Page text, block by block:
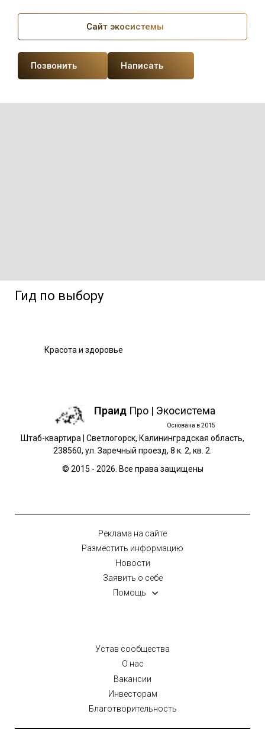
Сайт экосистемы
Позвонить Написать
Гид по выбору
Красота и здоровье
Праид Про | Экосистема
Основана в 2015
Штаб-квартира | Светлогорск, Калининградская область,
238560, ул. Заречный проезд, 8 к. 2, кв. 2.
© 2015 - 2026. Все права защищены
Реклама на сайте
Разместить информацию
Новости
Заявить о себе
Помощь
Устав сообщества
О нас
Вакансии
Инвесторам
Благотворительность